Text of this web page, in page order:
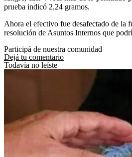
prueba indicó 2,24 gramos.
Ahora el efectivo fue desafectado de la
resolución de Asuntos Internos que
Participá de nuestra comunidad
Dejá tu comentario
Todavía no leíste